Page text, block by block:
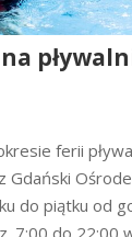
ferii
Gdański
do piątku od
7:00 do 22:00